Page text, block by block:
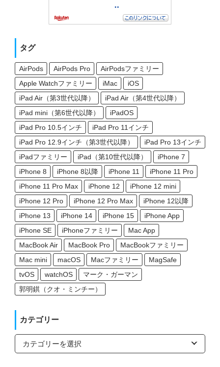
タグ
AirPods AirPods Pro
AirPodsファミリー
Apple Watchファミリー
iMac
iOS
iPad Air（第3世代以降）
iPad Air（第4世代以降）
iPad mini（第6世代以降）
iPadOS
iPad Pro 10.5インチ
iPad Pro 11インチ
iPad Pro 12.9インチ（第3世代以降）
iPad Pro 13インチ
iPadファミリー
iPad（第10世代以降）
iPhone 7
iPhone 8
iPhone 8以降 iPhone 11
iPhone 11 Pro
iPhone 11 Pro Max
iPhone 12
iPhone 12 mini
iPhone 12 Pro
iPhone 12 Pro Max
iPhone 12以降
iPhone 13
iPhone 14 iPhone 15
iPhone App
iPhone SE
iPhoneファミリー
Mac App
MacBook Air
MacBook Pro
MacBookファミリー
Mac mini
macOS Macファミリー
MagSafe
tvOS
watchOS
マーク・ガーマン
郭明錤（クオ・ミンチー）
カテゴリー
カ
ゴ